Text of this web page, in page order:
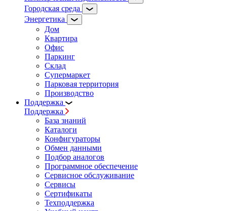
Городская среда
Энергетика
Дом
Квартира
Офис
Паркинг
Склад
Супермаркет
Парковая территория
Производство
Поддержка
Поддержка
База знаний
Каталоги
Конфигураторы
Обмен данными
Подбор аналогов
Программное обеспечение
Сервисное обслуживание
Сервисы
Сертификаты
Техподдержка